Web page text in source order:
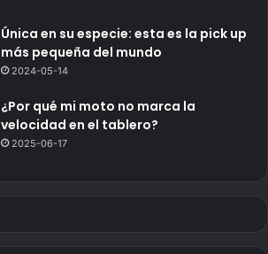
Única en su especie: esta es la pick up
más pequeña del mundo
2024-05-14
¿Por qué mi moto no marca la
velocidad en el tablero?
2025-06-17